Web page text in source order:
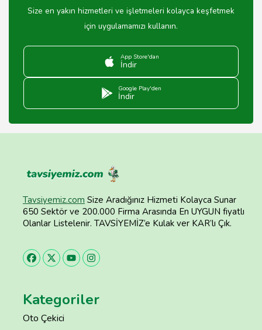
Size en yakın hizmetleri ve işletmeleri kolayca keşfetmek
için uygulamamızı kullanın.
App Store'dan
İndir
Google Play'den
İndir
Tavsiyemiz.com Size Aradığınız Hizmeti Kolayca Sunar
650 Sektör ve 200.000 Firma Arasında En UYGUN fiyatlı
Olanlar Listelenir. TAVSİYEMİZ’e Kulak ver KAR’lı Çık.
Kategoriler
Oto Çekici